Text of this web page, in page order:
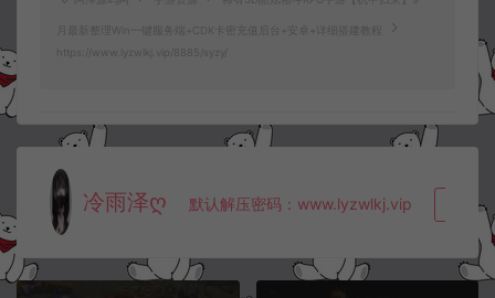
月最新整理Win一键服务端+CDK卡密充值后台+安卓+详细搭建教程
https://www.lyzwlkj.vip/8885/syzy/
冷雨泽ღ 默认解压密码：www.lyzwlkj.vip 复